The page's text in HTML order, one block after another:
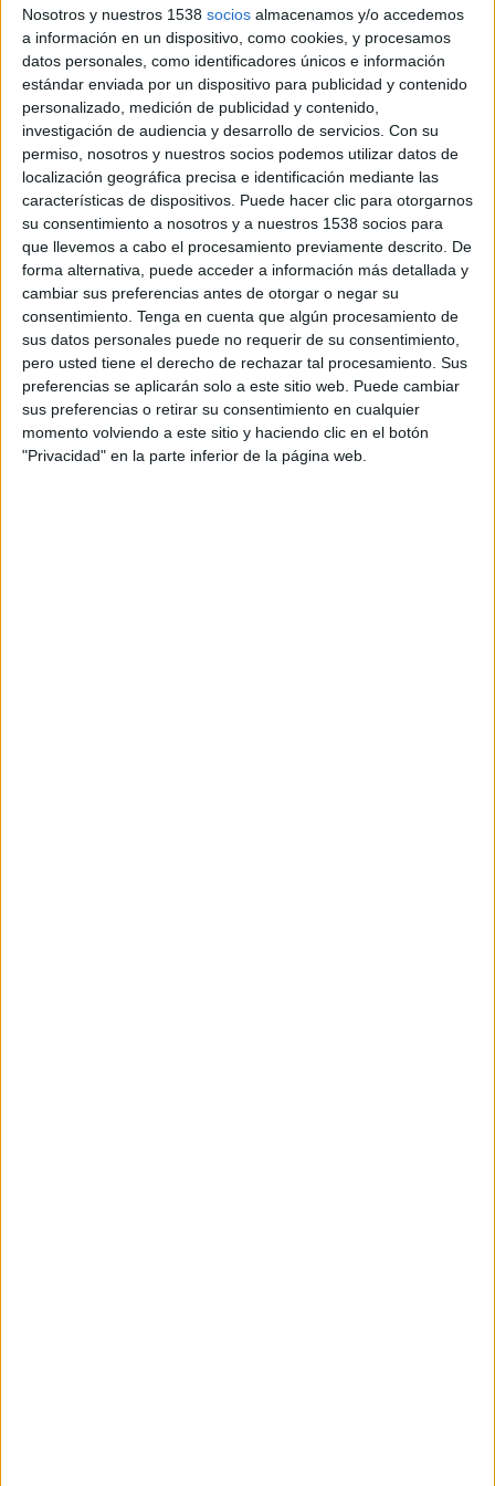
Nosotros y nuestros 1538 socios almacenamos y/o accedemos
a información en un dispositivo, como cookies, y procesamos
datos personales, como identificadores únicos e información
estándar enviada por un dispositivo para publicidad y contenido
personalizado, medición de publicidad y contenido,
investigación de audiencia y desarrollo de servicios. Con su
permiso, nosotros y nuestros socios podemos utilizar datos de
localización geográfica precisa e identificación mediante las
características de dispositivos. Puede hacer clic para otorgarnos
su consentimiento a nosotros y a nuestros 1538 socios para
que llevemos a cabo el procesamiento previamente descrito. De
forma alternativa, puede acceder a información más detallada y
cambiar sus preferencias antes de otorgar o negar su
consentimiento. Tenga en cuenta que algún procesamiento de
sus datos personales puede no requerir de su consentimiento,
pero usted tiene el derecho de rechazar tal procesamiento. Sus
preferencias se aplicarán solo a este sitio web. Puede cambiar
sus preferencias o retirar su consentimiento en cualquier
momento volviendo a este sitio y haciendo clic en el botón
"Privacidad" en la parte inferior de la página web.
19:30
LaLiga Futures
1/4 de Final
Real Madrid Academy
Girona Academy
DAZN (Ver en directo)
DAZN App Gratis (Ver gratis)
M+ LALIGA (M54 O110)
LALIGA TV Hypermotion (M56 O120): VER PARTIDO
M+ Vamos 2 (51)
LaLiga+ LaLiga+ Plus
Viernes, 05/06/2026
17:00
LaLiga Futures
Fase de grupos
Mallorca Academy
Girona Academy
DAZN (Ver en directo)
DAZN App Gratis (Ver gratis)
M+ LALIGA (M54 O110)